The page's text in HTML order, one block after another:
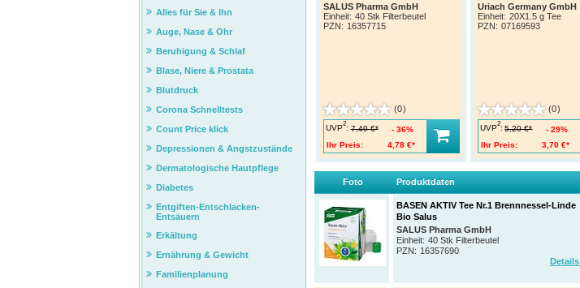
SALUS Pharma GmbH
Einheit: 40 Stk Filterbeutel
PZN: 16357715
(0)
UVP
2
: 7,49 €*
Ihr Preis:
4,78 €*
36%
Uriach Germany GmbH
Einheit: 20X1.5 g Tee
PZN: 07169593
(0)
UVP
2
: 5,20 €*
Ihr Preis:
3,70 €*
29%
Foto Produktdaten
BASEN AKTIV Tee Nr.1 Brennnessel-Linde
Bio Salus
SALUS Pharma GmbH
Einheit: 40 Stk Filterbeutel
PZN: 16357690
Details
Alles für Sie & Ihn
Auge, Nase & Ohr
Beruhigung & Schlaf
Blase, Niere & Prostata
Blutdruck
Corona Schnelltests
Count Price klick
Depressionen & Angstzustände
Dermatologische Hautpflege
Diabetes
Entgiften-Entschlacken-
Entsäuern
Erkältung
Ernährung & Gewicht
Familienplanung